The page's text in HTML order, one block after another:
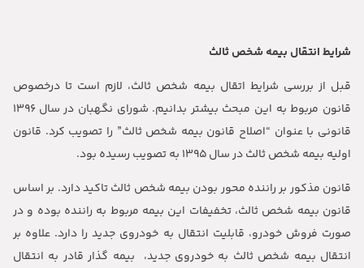
شرایط انتقال بیمه شخص ثالث
قبل از بررسی شرایط اتقال بیمه شخص ثالث، لازم است تا درخصوص
قانون مربوط به این مبحث بیشتر بدانیم. شورای نگهبان در سال ۱۳۹۶
قانونی با عنوان “اصلاح قانون بیمه شخص ثالث” را تصویب کرد. قانون
اولیه بیمه شخص ثالث در سال ۱۳۹۵ به تصویب رسیده بود.
قانون مذکور بر راننده محور بودن بیمه شخص ثالث تاکید دارد. بر اساس
قانون بیمه شخص ثالث، تخفیفات این بیمه‌ مربوط به راننده بوده و در
صورت فروش خودرو، قابلیت انتقال به خودروی جدید را دارد. علاوه بر
انتقال بیمه شخص ثالث به خودروی جدید، بیمه گذار قادر به انتقال